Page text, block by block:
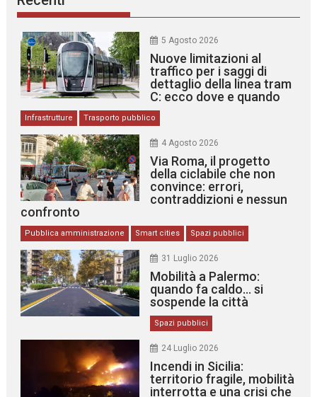
5 Agosto 2026
Nuove limitazioni al
traffico per i saggi di
dettaglio della linea tram
C: ecco dove e quando
Infrastrutture Trasporto pubblico
4 Agosto 2026
Via Roma, il progetto
della ciclabile che non
convince: errori,
contraddizioni e nessun
confronto
Pubblica amministrazione Smart cities Spazi pubblici
31 Luglio 2026
Mobilità a Palermo:
quando fa caldo… si
sospende la città
Spazi pubblici
24 Luglio 2026
Incendi in Sicilia:
territorio fragile, mobilità
interrotta e una crisi che